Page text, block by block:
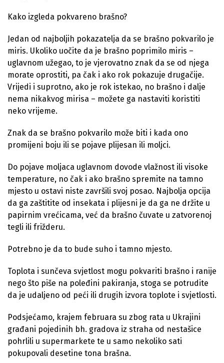
Kako izgleda pokvareno brašno?
Jedan od najboljih pokazatelja da se brašno pokvarilo je
miris. Ukoliko uočite da je brašno poprimilo miris –
uglavnom užegao, to je vjerovatno znak da se od njega
morate oprostiti, pa čak i ako rok pokazuje drugačije.
Vrijedi i suprotno, ako je rok istekao, no brašno i dalje
nema nikakvog mirisa – možete ga nastaviti koristiti
neko vrijeme.
Znak da se brašno pokvarilo može biti i kada ono
promijeni boju ili se pojave plijesan ili moljci.
Do pojave moljaca uglavnom dovode vlažnost ili visoke
temperature, no čak i ako brašno spremite na tamno
mjesto u ostavi niste završili svoj posao. Najbolja opcija
da ga zaštitite od insekata i plijesni je da ga ne držite u
papirnim vrećicama, već da brašno čuvate u zatvorenoj
tegli ili frižderu.
Potrebno je da to bude suho i tamno mjesto.
Toplota i sunčeva svjetlost mogu pokvariti brašno i ranije
nego što piše na poleđini pakiranja, stoga se potrudite
da je udaljeno od peći ili drugih izvora toplote i svjetlosti.
Podsjećamo, krajem februara su zbog rata u Ukrajini
građani pojedinih bh. gradova iz straha od nestašice
pohrlili u supermarkete te u samo nekoliko sati
pokupovali desetine tona brašna.